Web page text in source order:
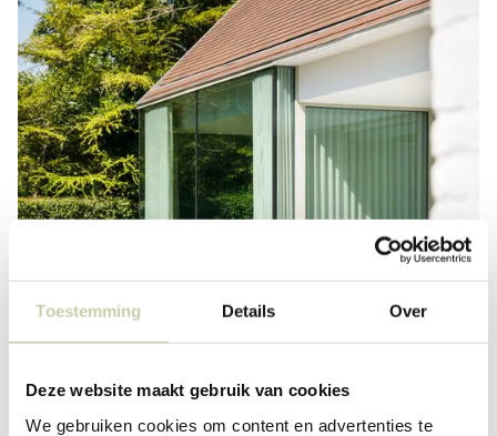
Toestemming Details Over
Deze website maakt gebruik van cookies
We gebruiken cookies om content en advertenties te